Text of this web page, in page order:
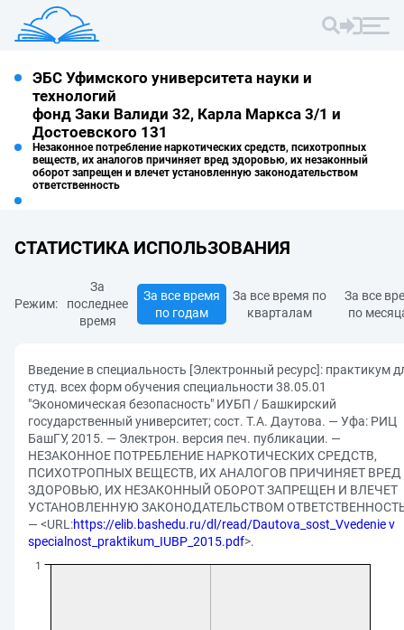
ЭБС Уфимского университета науки и
технологий
фонд Заки Валиди 32, Карла Маркса 3/1 и
Достоевского 131
Незаконное потребление наркотических средств, психотропных
веществ, их аналогов причиняет вред здоровью, их незаконный
оборот запрещен и влечет установленную законодательством
ответственность
СТАТИСТИКА ИСПОЛЬЗОВАНИЯ
Режим:
За
последнее
время
За все время
по годам
За все время по
кварталам
За все
по
Введение в специальность [Электронный ресурс]: практикум
студ. всех форм обучения специальности 38.05.01
"Экономическая безопасность" ИУБП / Башкирский
государственный университет; сост. Т.А. Даутова. — Уфа: РИЦ
БашГУ, 2015. — Электрон. версия печ. публикации. —
НЕЗАКОННОЕ ПОТРЕБЛЕНИЕ НАРКОТИЧЕСКИХ СРЕДСТВ,
ПСИХОТРОПНЫХ ВЕЩЕСТВ, ИХ АНАЛОГОВ ПРИЧИНЯЕТ ВРЕД
ЗДОРОВЬЮ, ИХ НЕЗАКОННЫЙ ОБОРОТ ЗАПРЕЩЕН И ВЛЕЧЕТ
УСТАНОВЛЕННУЮ ЗАКОНОДАТЕЛЬСТВОМ
— <URL:https://elib.bashedu.ru/dl/read/Dautova_sost_Vvedenie v
specialnost_praktikum_IUBP_2015.pdf>.